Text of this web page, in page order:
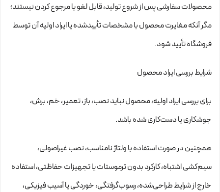
محصولات سفارشی پس از شروع تولید، قابل لغو یا مرجوع کردن نیستند؛
مگر آنکه مغایرت محصول با مشخصات تأییدشده یا ایراد اولیه آن توسط
فروشگاه تأیید شود.
شرایط بررسی ایراد محصول
برای بررسی ایراد اولیه، محصول نباید نصب، باز، تعمیر، خم، برش،
جوشکاری یا دست‌کاری شده باشد.
همچنین در صورت استفاده با ولتاژ نامناسب، نصب غیراصولی،
سیم‌کشی اشتباه، کارکرد بدون ترموستات یا تجهیزات حفاظتی، استفاده
خارج از شرایط طراحی‌شده، رسوب‌گرفتگی، خوردگی یا آسیب فیزیکی،